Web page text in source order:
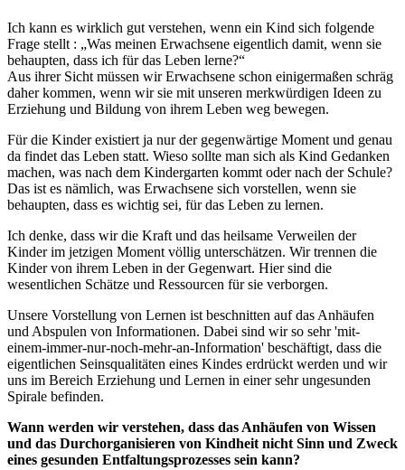
Ich kann es wirklich gut verstehen, wenn ein Kind sich folgende
Frage stellt : „Was meinen Erwachsene eigentlich damit, wenn sie
behaupten, dass ich für das Leben lerne?“
Aus ihrer Sicht müssen wir Erwachsene schon einigermaßen schräg
daher kommen, wenn wir sie mit unseren merkwürdigen Ideen zu
Erziehung und Bildung von ihrem Leben weg bewegen.
Für die Kinder existiert ja nur der gegenwärtige Moment und genau
da findet das Leben statt. Wieso sollte man sich als Kind Gedanken
machen, was nach dem Kindergarten kommt oder nach der Schule?
Das ist es nämlich, was Erwachsene sich vorstellen, wenn sie
behaupten, dass es wichtig sei, für das Leben zu lernen.
Ich denke, dass wir die Kraft und das heilsame Verweilen der
Kinder im jetzigen Moment völlig unterschätzen. Wir trennen die
Kinder von ihrem Leben in der Gegenwart. Hier sind die
wesentlichen Schätze und Ressourcen für sie verborgen.
Unsere Vorstellung von Lernen ist beschnitten auf das Anhäufen
und Abspulen von Informationen. Dabei sind wir so sehr 'mit-
einem-immer-nur-noch-mehr-an-Information' beschäftigt, dass die
eigentlichen Seinsqualitäten eines Kindes erdrückt werden und wir
uns im Bereich Erziehung und Lernen in einer sehr ungesunden
Spirale befinden.
Wann werden wir verstehen, dass das Anhäufen von Wissen
und das Durchorganisieren von Kindheit nicht Sinn und Zweck
eines gesunden Entfaltungsprozesses sein kann?